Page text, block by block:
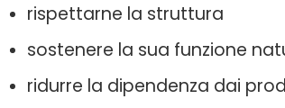
rispettarne la struttura
sostenere la sua funzione
ridurre la dipendenza dai